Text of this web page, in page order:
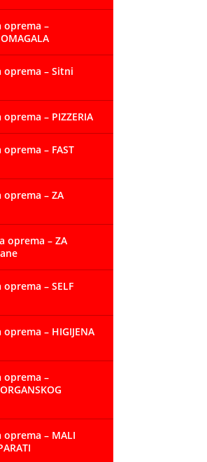
oprema –
oprema – Sitni
– PIZZERIA
– FAST
– ZA
oprema – ZA
– SELF
– HIGIJENA
oprema –
– MALI